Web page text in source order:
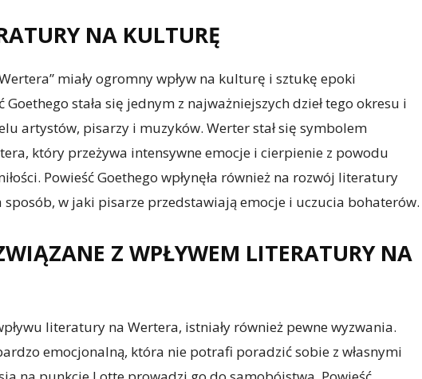
NA KULTURĘ
miały ogromny wpływ na kulturę i sztukę epoki
stała się jednym z najważniejszych dzieł tego okresu i
artystów, pisarzy i muzyków. Werter stał się symbolem
który przeżywa intensywne emocje i cierpienie z powodu
Powieść Goethego wpłynęła również na rozwój literatury
w jaki pisarze przedstawiają emocje i uczucia bohaterów.
Z WPŁYWEM LITERATURY NA
literatury na Wertera, istniały również pewne wyzwania.
emocjonalną, która nie potrafi poradzić sobie z własnymi